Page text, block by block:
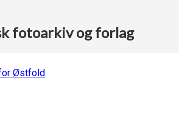
fotoarkiv og forlag
Østfold